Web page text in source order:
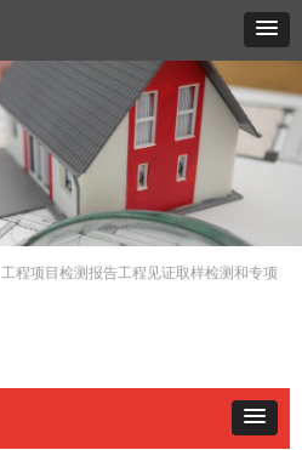
工程项目检测报告工程见证取样检测和专项